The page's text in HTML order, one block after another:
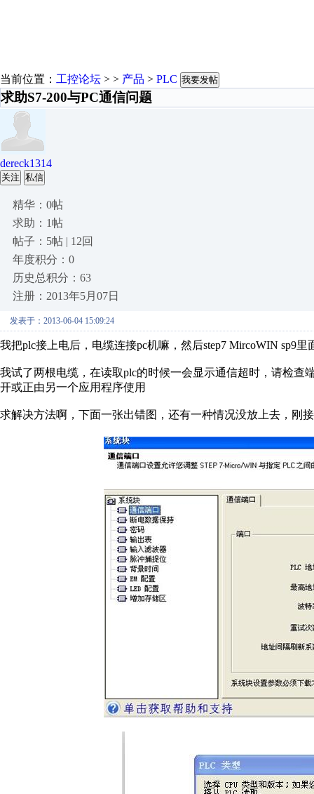
当前位置： 工控论坛 > > 产品 > PLC 我要发帖
求助S7-200与PC通信问题
dereck1314
关注 私信
精华：0帖
求助：1帖
帖子：5帖 | 12回
年度积分：0
历史总积分：63
注册：2013年5月07日
发表于：2013-06-04 15:09:24
我把plc接上电后，电缆连接pc机嘛，然后step7 MircoWIN sp9
我试了两根电缆，在读取plc的时候一会显示通信超时，请检
开或正由另一个应用程序使用
求解决方法啊，下面一张出错图，还有一种情况没放上去，刚